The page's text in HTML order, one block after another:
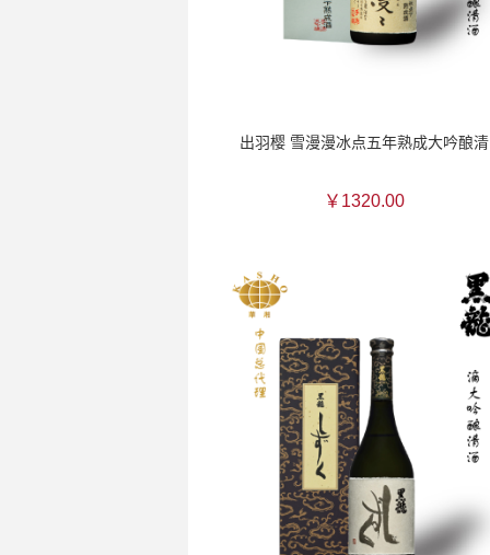
出羽樱 雪漫漫冰点五年熟成大吟酿清
￥1320.00